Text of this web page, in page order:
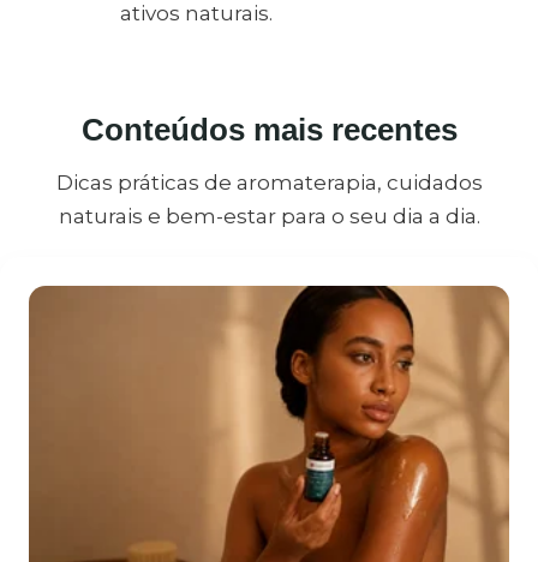
ativos naturais.
Conteúdos mais recentes
Dicas práticas de aromaterapia, cuidados
naturais e bem-estar para o seu dia a dia.